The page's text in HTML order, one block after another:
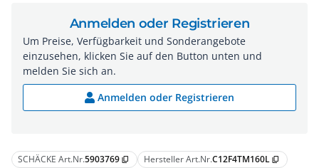
SCHÄCKE Art.Nr.5903769 content_copy Hersteller Art.Nr.C12F4TM160L content_copy
Anmelden oder Registrieren
Um Preise, Verfügbarkeit und Sonderangebote
einzusehen, klicken Sie auf den Button unten und
melden Sie sich an.
Anmelden oder Registrieren